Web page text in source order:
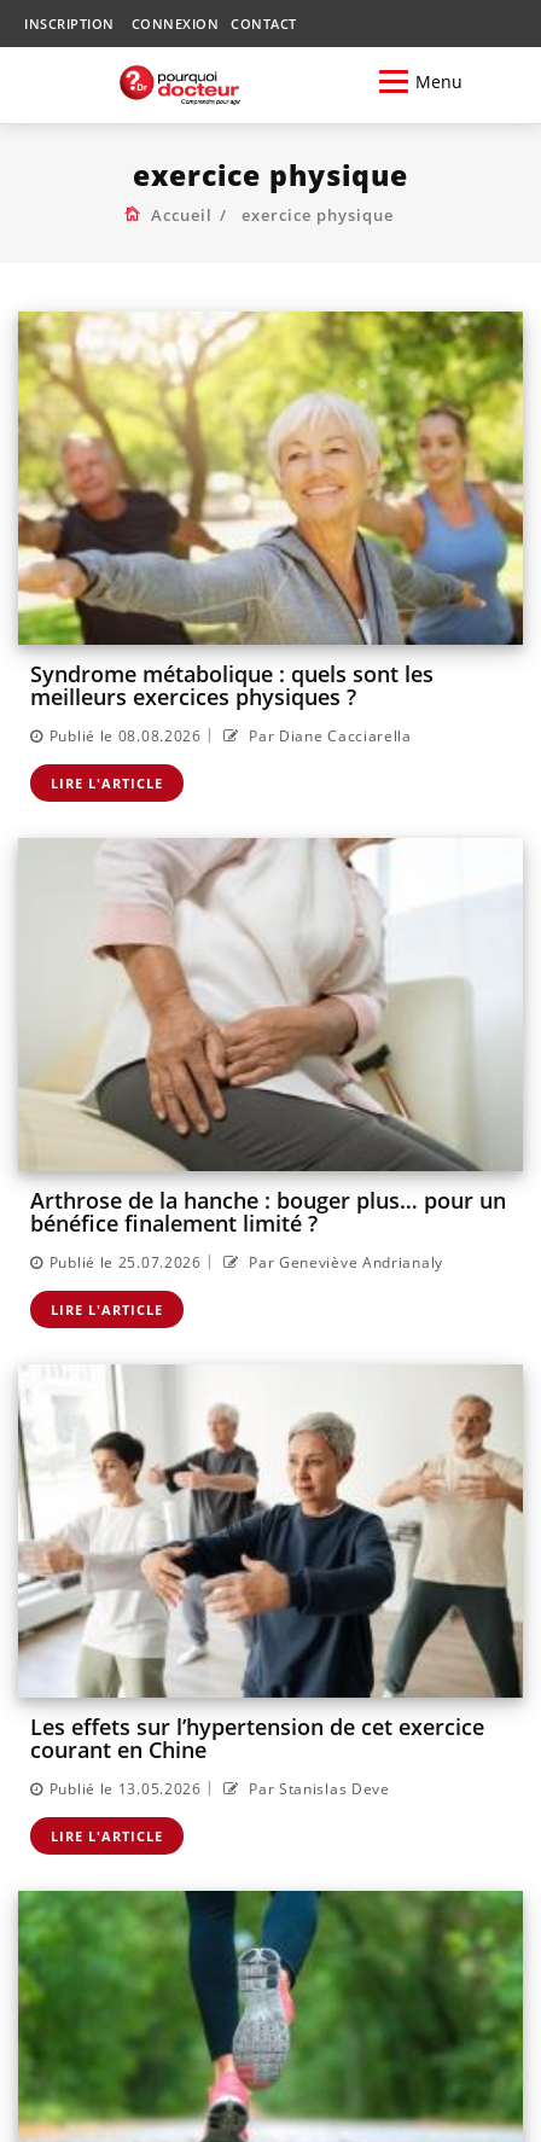
INSCRIPTION CONNEXION CONTACT
Menu
exercice physique
Accueil exercice physique
Syndrome métabolique : quels sont les
meilleurs exercices physiques ?
Publié le 08.08.2026 | Par Diane Cacciarella
LIRE L'ARTICLE
Arthrose de la hanche : bouger plus… pour un
bénéfice finalement limité ?
Publié le 25.07.2026 | Par Geneviève Andrianaly
LIRE L'ARTICLE
Les effets sur l’hypertension de cet exercice
courant en Chine
Publié le 13.05.2026 | Par Stanislas Deve
LIRE L'ARTICLE